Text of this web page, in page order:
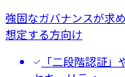
強固なガバナンスが求
想定する方向け
「二段階認証